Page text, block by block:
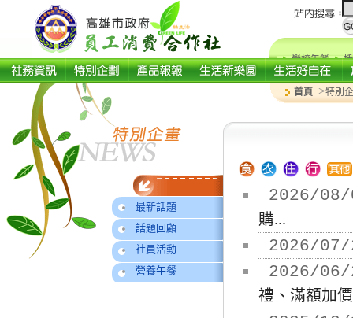
學校午餐
最新話題
話題回顧
社員活動
營養午餐
首頁 >特別
2026/08/
購...
2026/07/
2026/06/
禮、滿額加